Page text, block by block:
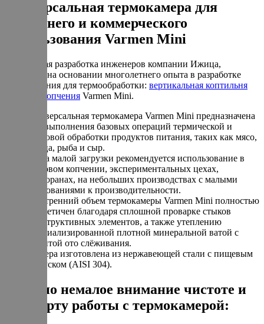
Универсальная термокамера для
домашнего и коммерческого
использования Varmen Mini
Уникальная разработка инженеров компании Ижица,
созданная на основании многолетнего опыта в разработке
оборудования для термообработки: вертикальная коптильня
горячего копчения Varmen Mini.
Универсальная термокамера Varmen Mini предназначена
для выполнения базовых операций термической и
дымовой обработки продуктов питания, таких как мясо,
птица, рыба и сыр.
Из-за малой загрузки рекомендуется использование в
бытовом копчении, экспериментальных цехах,
ресторанах, на небольших производствах с малыми
требованиями к производительности.
Внутренний объем термокамеры Varmen Mini полностью
герметичен благодаря сплошной проварке стыков
конструктивных элементов, а также утеплению
специализированной плотной минеральной ватой с
защитой ото слёживания.
Камера изготовлена из нержавеющей стали с пищевым
допуском (AISI 304).
Уделено немалое внимание чистоте и
комфорту работы с термокамерой: